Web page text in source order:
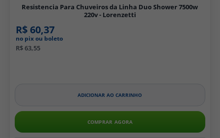
Resistencia Para Chuveiros da Linha Duo Shower 7500w
220v - Lorenzetti
R$ 60,37
no pix ou boleto
R$ 63,55
ADICIONAR AO CARRINHO
COMPRAR AGORA